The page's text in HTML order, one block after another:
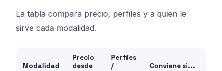
La tabla compara precio, perfiles y a quien le
sirve cada modalidad.
Modalidad
Precio
desde
Perfiles
/
Conviene si...